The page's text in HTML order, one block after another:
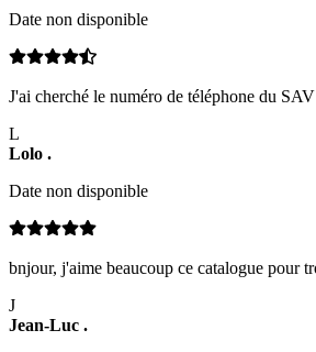
Date non disponible
J'ai cherché le numéro de téléphone du
L
Lolo .
Date non disponible
bnjour, j'aime beaucoup ce catalogue pour
J
Jean-Luc .